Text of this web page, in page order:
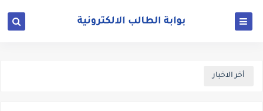
أخر الاخبار